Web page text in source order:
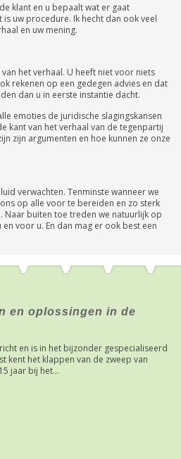
klant en u bepaalt wat er gaat
is uw procedure. Ik hecht dan ook veel
en uw mening.
het verhaal. U heeft niet voor niets
rekenen op een gedegen advies en dat
dan u in eerste instantie dacht.
emoties de juridische slagingskansen
kant van het verhaal van de tegenpartij
zijn argumenten en hoe kunnen ze onze
verwachten. Tenminste wanneer we
op alle voor te bereiden en zo sterk
Naar buiten toe treden we natuurlijk op
voor u. En dan mag er ook best een
en oplossingen in de
en is in het bijzonder gespecialiseerd
kent het klappen van de zweep van
jaar bij het...